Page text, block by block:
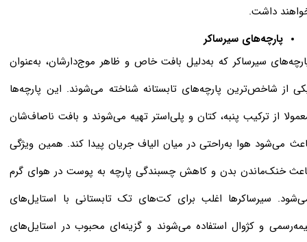
داشت.
پارچه‌های سیرساکر
سیرساکر که به‌دلیل بافت خاص و ظاهر موج‌دارشان، به‌عنوان
از شاخص‌ترین پارچه‌های تابستانه شناخته می‌شوند. این پارچه‌ها
از ترکیب پنبه، کتان و پلی‌استر تهیه می‌شوند و بافت ناصاف‌شان
می‌شود هوا به‌راحتی در میان الیاف جریان پیدا کند. همین ویژگی
خنک‌ماندن بدن و کاهش چسبندگی پارچه به پوست در هوای گرم
سیرساکرها اغلب برای کت‌های تک تابستانی با استایل‌های
و کژوال استفاده می‌شوند و گزینه‌ای محبوب در استایل‌های